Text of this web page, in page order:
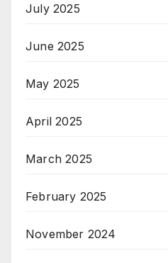
July 2025
June 2025
May 2025
April 2025
March 2025
February 2025
November 2024